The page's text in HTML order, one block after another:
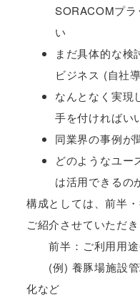
SORACOMプ
い
まだ具体的な検
ビジネス (自社
なんとなく実現
手を付ければい
同業界の事例が
どのようなユー
は活用できるの
構成としては、前半
ご紹介させていただき
前半：ご利用用途
(例) 養豚場施設管
化など